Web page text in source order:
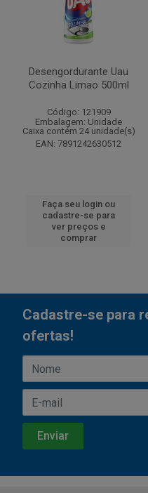
Desengordurante Uau
Cozinha Limao 500ml
Código: 121909
Embalagem: Unidade
Caixa contém 24 unidade(s)
EAN: 7891242630512
Faça seu login ou
cadastre-se para
ver preços e
comprar
Cadastre-se para
ofertas!